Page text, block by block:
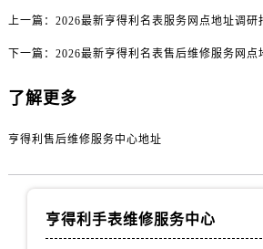
上一篇： 2026最新亨得利名表服务网点地址调研
下一篇： 2026最新亨得利名表售后维修服务网点
了解更多
亨得利售后维修服务中心地址
亨得利手表维修服务中心